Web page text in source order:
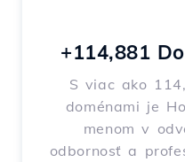
+114,881
S viac ako
doménami je
menom v
odbornosť a